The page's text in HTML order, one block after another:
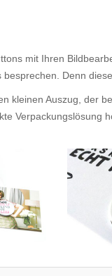
mit Ihren
Denn
kleinen Auszug, der